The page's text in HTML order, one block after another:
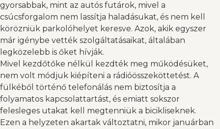
gyorsabbak, mint az autós futárok, mivel a
csúcsforgalom nem lassítja haladásukat, és nem kell
körözniük parkolóhelyet keresve. Azok, akik egyszer
már igénybe vették szolgáltatásaikat, általában
legközelebb is őket hívják.
Mivel kezdőtőke nélkül kezdték meg működésüket,
nem volt módjuk kiépíteni a rádióösszeköttetést. A
fülkéből történő telefonálás nem biztosítja a
folyamatos kapcsolattartást, és emiatt sokszor
felesleges utakat kell megtenniük a bicikliseknek.
Ezen a helyzeten akartak változtatni, mikor januárban